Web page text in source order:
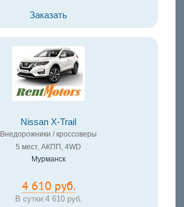
Заказать
Nissan X-Trail
Внедорожники / кроссоверы
5 мест, АКПП, 4WD
Мурманск
4 610 руб.
В сутки:4 610 руб.